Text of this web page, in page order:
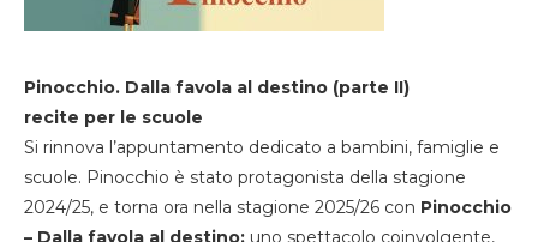
Pinocchio. Dalla favola al destino (parte II)
recite per le scuole
Si rinnova l’appuntamento dedicato a bambini, famiglie e
scuole. Pinocchio è stato protagonista della stagione
2024/25, e torna ora nella stagione 2025/26 con Pinocchio
– Dalla favola al destino: uno spettacolo coinvolgente,